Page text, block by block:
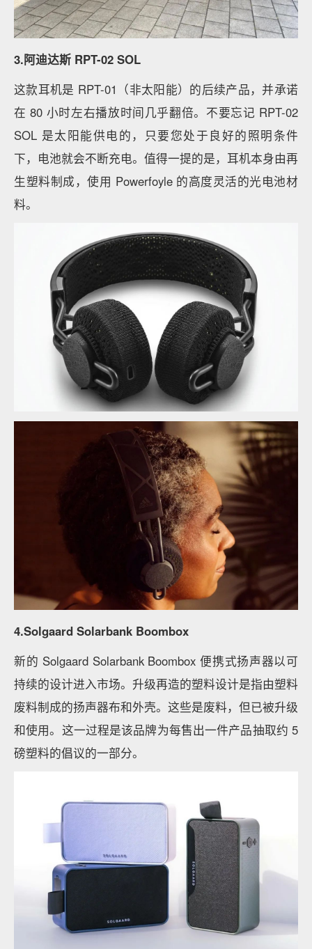
3.阿迪达斯 RPT-02 SOL
这款耳机是 RPT-01（非太阳能）的后续产品，并承诺
在 80 小时左右播放时间几乎翻倍。不要忘记 RPT-02
SOL 是太阳能供电的，只要您处于良好的照明条件
下，电池就会不断充电。值得一提的是，耳机本身由再
生塑料制成，使用 Powerfoyle 的高度灵活的光电池材
料。
4.Solgaard Solarbank Boombox
新的 Solgaard Solarbank Boombox 便携式扬声器以可
持续的设计进入市场。升级再造的塑料设计是指由塑料
废料制成的扬声器布和外壳。这些是废料，但已被升级
和使用。这一过程是该品牌为每售出一件产品抽取约 5
磅塑料的倡议的一部分。